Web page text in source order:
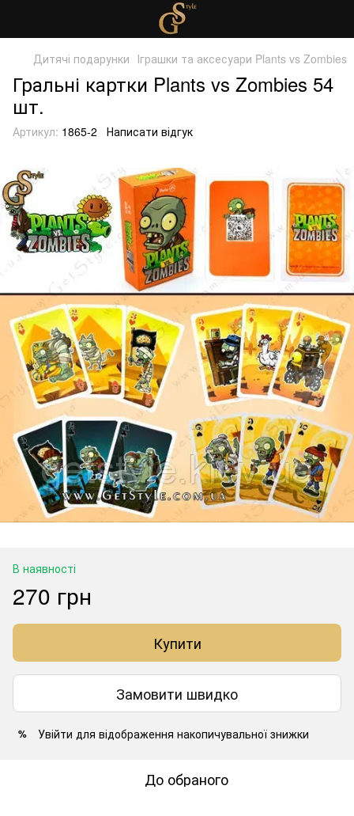
Дитячі подарунки Іграшки та аксесуари Plants vs Zombies
Гральні картки Plants vs Zombies 54
шт.
Артикул: 1865-2 Написати відгук
В наявності
270 грн
Купити
Замовити швидко
% Увійти для відображення накопичувальної знижки
До обраного